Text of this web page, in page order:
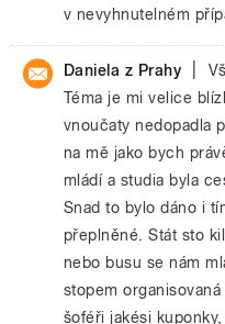
v nevyhnutelném
Daniela z Prahy
Téma je mi velice
vnoučaty nedopadla
na mě jako bych
mládí a studia byla
Snad to bylo dáno i
přeplněné. Stát sto
nebo busu se nám
stopem
šoféři jakési